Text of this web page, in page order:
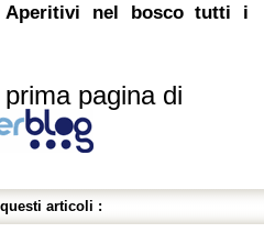
Aperitivi nel bosco tutti i
pagina di
articoli :